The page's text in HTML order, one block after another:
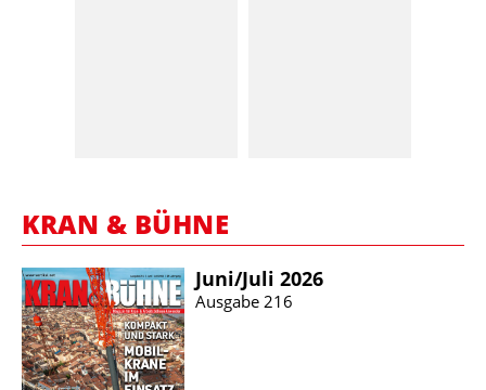
KRAN & BÜHNE
Juni/​Juli 2026
Ausgabe 216